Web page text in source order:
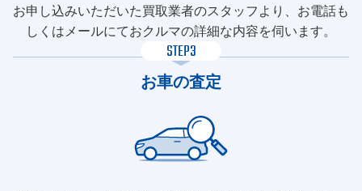
お申し込みいただいた買取業者のスタッフより、お電話も
しくはメールにておクルマの詳細な内容を伺います。
STEP3
お車の査定